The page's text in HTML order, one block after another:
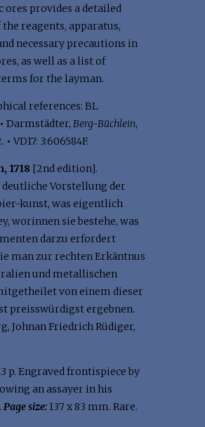
ores provides a detailed
reagents, apparatus,
necessary precautions in
as well as a list of
for the layman.
references: BL
• Darmstädter, Berg-Büchlein,
• VD17: 3:606584F.
1718[2nd edition].
deutliche Vorstellung der
kunst, was eigentlich
worinnen sie bestehe, was
darzu erfordert
man zur rechten Erkäntnus
und metallischen
von einem dieser
preisswürdigst ergebnen.
Johnan Friedrich Rüdiger,
p. Engraved frontispiece by
an assayer in his
Page size:137 x 83 mm. Rare.